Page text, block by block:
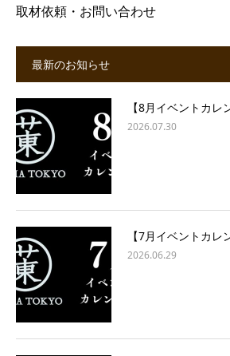
取材依頼・お問い合わせ
最新のお知らせ
【8月イベントカレ
2026.07.30
【7月イベントカレ
2026.06.29